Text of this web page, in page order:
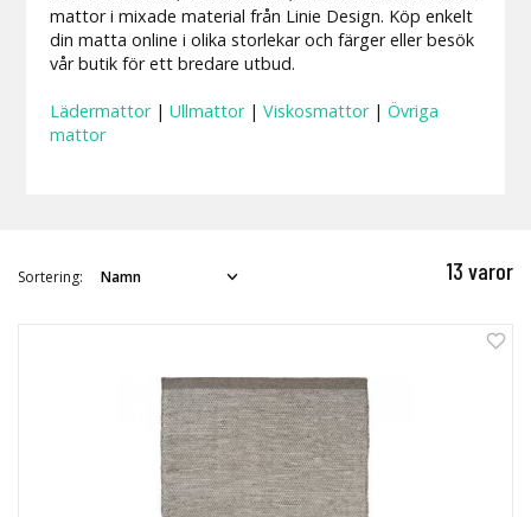
mattor i mixade material från Linie Design. Köp enkelt
din matta online i olika storlekar och färger eller besök
vår butik för ett bredare utbud.
Lädermattor|Ullmattor|Viskosmattor|Övriga
mattor
13 varor
Sortering: